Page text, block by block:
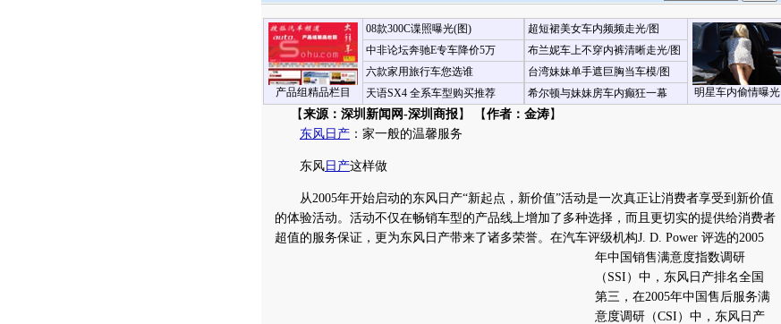
产品组精品栏目
08款300C谍照曝光(图)
中非论坛奔驰E专车降价5万
六款家用旅行车您选谁
天语SX4 全系车型购买推荐
超短裙美女车内频频走光/图
明星车内偷情曝光
布兰妮车上不穿内裤清晰走光/图
台湾妹妹单手遮巨胸当车模/图
希尔顿与妹妹房车内癫狂一幕
【来源：深圳新闻网-深圳商报】 【作者：金涛】
东风日产 ：家一般的温馨服务
东风 日产这样做
从2005年开始启动的东风日产“新起点，新价值”活动是一次真正让消费者享受到新价值
的体验活动。活动不仅在畅销车型的产品线上增加了多种选择，而且更切实的提供给消费者
超值的服务保证，更为东风日产带来了诸多荣誉。 在汽车评级机构J. D. Power 评选的2005
年中国销售满意度指数调研
（SSI）中，东风日产排名全国
第三，在2005年中国售后服务满
意度调研（CSI）中，东风日产